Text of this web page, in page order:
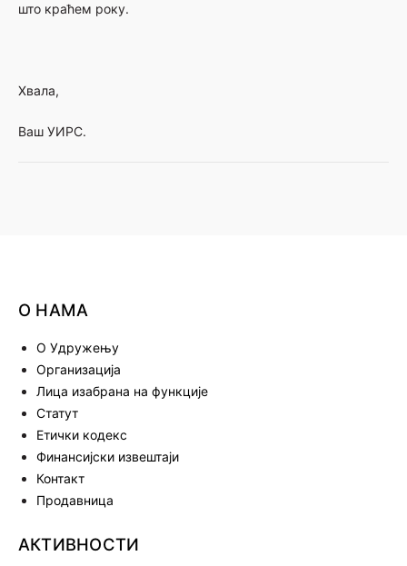
што краћем року.
Хвала,
Ваш УИРС.
О НАМА
О Удружењу
Организација
Лица изабрана на функције
Статут
Етички кодекс
Финансијски извештаји
Контакт
Продавница
АКТИВНОСТИ